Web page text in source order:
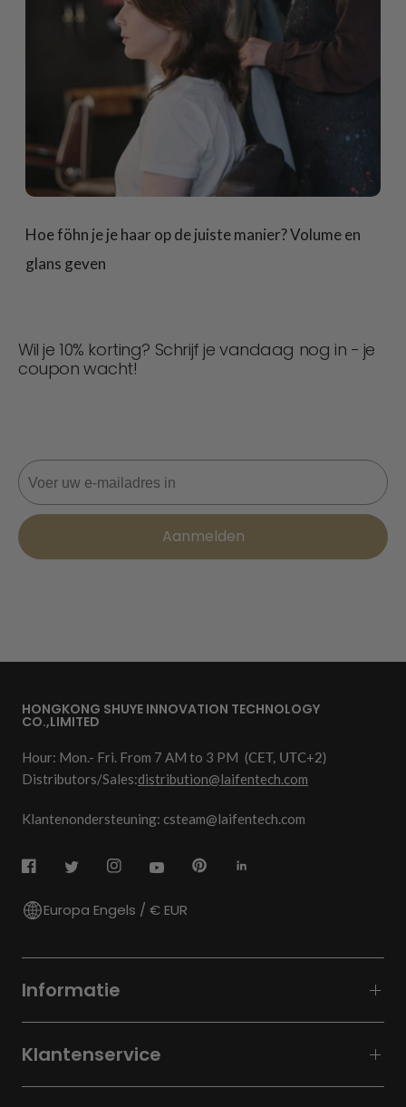
Hoe föhn je je haar op de juiste manier? Volume en
glans geven
Wil je 10% korting? Schrijf je vandaag nog in - je
coupon wacht!
E-mail
Aanmelden
HONGKONG SHUYE INNOVATION TECHNOLOGY
CO.,LIMITED
Hour: Mon.- Fri. From 7 AM to 3 PM (CET, UTC+2)
Distributors/Sales:distribution@laifentech.com
Klantenondersteuning: csteam@laifentech.com
Europa Engels / € EUR
Informatie
Klantenservice